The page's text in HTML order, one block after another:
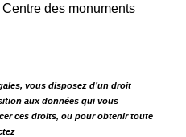
des monuments
vous disposez d’un droit
aux données qui vous
ces droits, ou pour obtenir toute